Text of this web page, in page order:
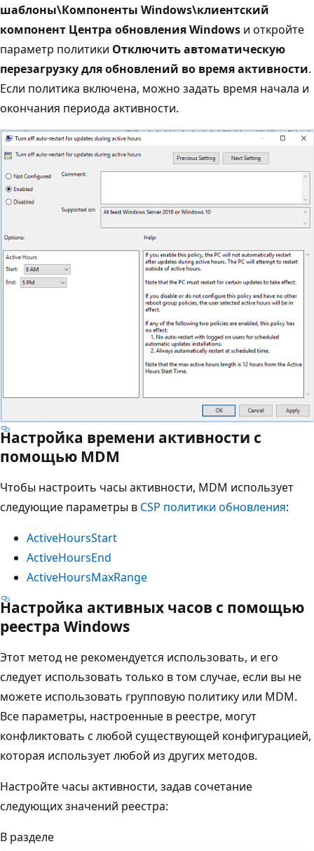
шаблоны\Компоненты Windows\клиентский
компонент Центра обновления Windows и откройте
параметр политики Отключить автоматическую
перезагрузку для обновлений во время активности.
Если политика включена, можно задать время начала и
окончания периода активности.
Настройка времени активности с
помощью MDM
Чтобы настроить часы активности, MDM использует
следующие параметры в CSP политики обновления:
ActiveHoursStart
ActiveHoursEnd
ActiveHoursMaxRange
Настройка активных часов с помощью
реестра Windows
Этот метод не рекомендуется использовать, и его
следует использовать только в том случае, если вы не
можете использовать групповую политику или MDM.
Все параметры, настроенные в реестре, могут
конфликтовать с любой существующей конфигурацией,
которая использует любой из других методов.
Настройте часы активности, задав сочетание
следующих значений реестра:
В разделе